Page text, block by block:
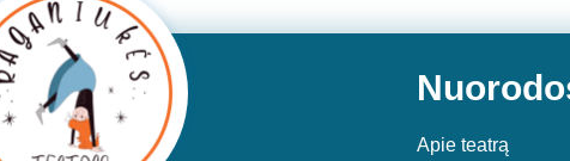
Apie teatrą